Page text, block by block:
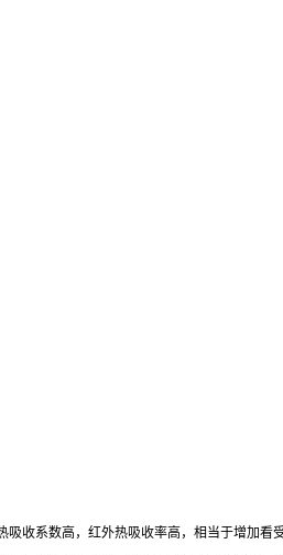
吸收系数高，红外热吸收率高，相当于增加看